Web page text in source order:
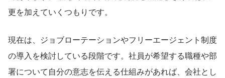
更を加えていくつもりです。
現在は、ジョブローテーションやフリーエージェント制度
の導入を検討している段階です。社員が希望する職種や部
署について自分の意志を伝える仕組みがあれば、会社とし